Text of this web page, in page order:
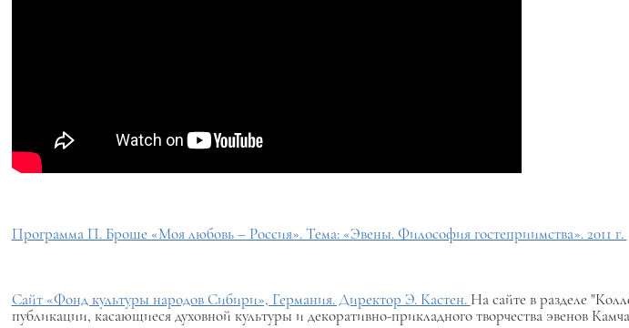
Программа П. Броше «Моя любовь – Россия». Тема: «Эвены. Философия гостеприимства». 2011 г.
Сайт «Фонд культуры народов Сибири», Германия. Директор Э. Кастен. На сайте в разделе
публикации, касающиеся духовной культуры и декоративно-прикладного творчества эвенов